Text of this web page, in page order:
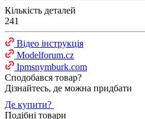
Кількість деталей
241
Відео інструкція
Modelforum.cz
Ipmsnymburk.com
Сподобався товар?
Дізнайтесь, де можна придбати
Де купити?
Подібні товари